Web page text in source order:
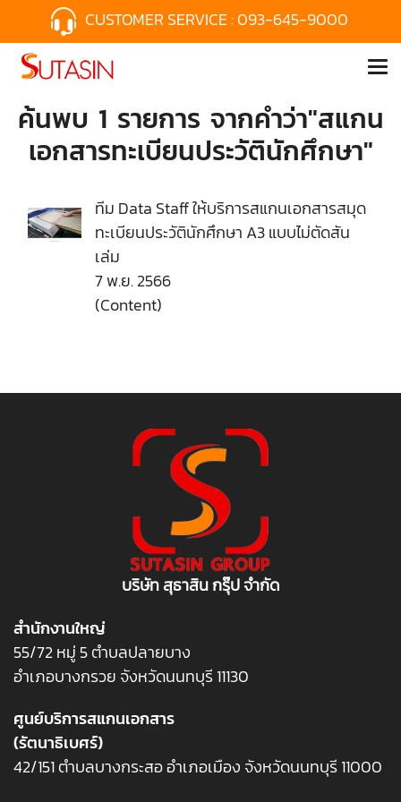
CUSTOMER SERVICE :093-645-9000
ค้นพบ 1 รายการ จากคำว่า"สแกน
เอกสารทะเบียนประวัตินักศึกษา"
ทีม Data Staff ให้บริการสแกนเอกสารสมุด
ทะเบียนประวัตินักศึกษา A3 แบบไม่ตัดสัน
เล่ม
7 พ.ย. 2566
(Content)
บริษัท สุธาสิน กรุ๊ป จำกัด
สำนักงานใหญ่
55/72 หมู่ 5 ตำบลปลายบาง
อำเภอบางกรวย จังหวัดนนทบุรี 11130
ศูนย์บริการสแกนเอกสาร
(รัตนาธิเบศร์)
42/151 ตำบลบางกระสอ อำเภอเมือง จังหวัดนนทบุรี 11000